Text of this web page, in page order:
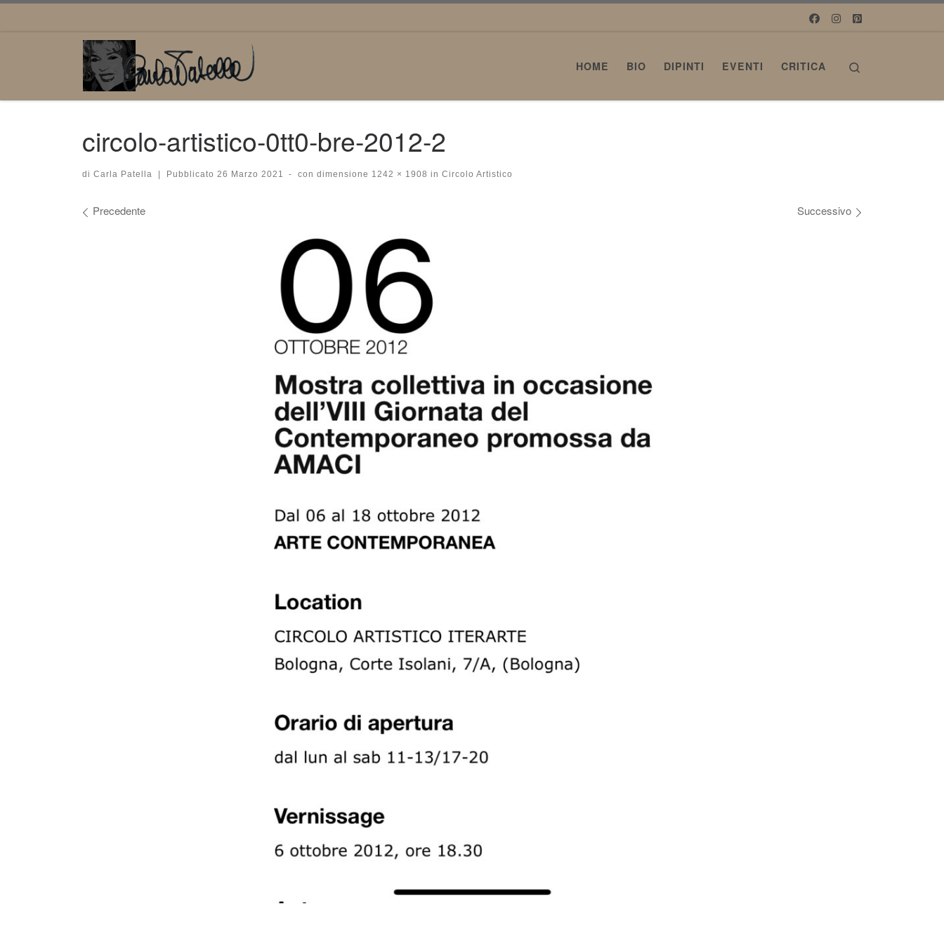
HOME BIO DIPINTI EVENTI CRITICA
circolo-artistico-0tt0-bre-2012-2
di Carla Patella Pubblicato 26 Marzo 2021 - con dimensione 1242 × 1908 in Circolo Artistico
Navigazione immagini
Precedente Successivo